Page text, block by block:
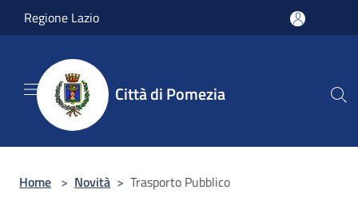
Salta al contenuto principale
Regione Lazio
Città di Pomezia
Home > Novità > Trasporto Pubblico